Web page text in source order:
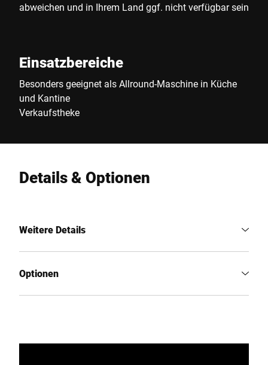
abweichen und in Ihrem Land ggf. nicht verfügbar sein
Einsatzbereiche
Besonders geeignet als Allround-Maschine in Küche
und Kantine
Verkaufstheke
Details & Optionen
Weitere Details
Optionen